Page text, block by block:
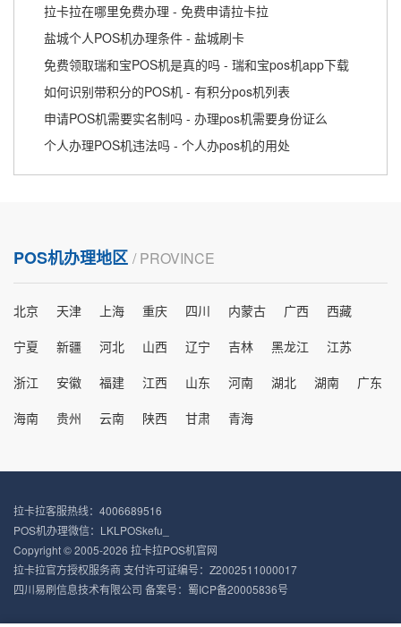
拉卡拉在哪里免费办理 - 免费申请拉卡拉
盐城个人POS机办理条件 - 盐城刷卡
免费领取瑞和宝POS机是真的吗 - 瑞和宝pos机app下载
如何识别带积分的POS机 - 有积分pos机列表
申请POS机需要实名制吗 - 办理pos机需要身份证么
个人办理POS机违法吗 - 个人办pos机的用处
POS机办理地区 / PROVINCE
北京 天津 上海 重庆 四川 内蒙古 广西
西藏
宁夏
新疆 河北 山西 辽宁 吉林 黑龙江
江苏
浙江
安徽 福建 江西 山东 河南 湖北 湖南
广东
海南
贵州 云南 陕西 甘肃 青海
拉卡拉客服热线：4006689516
POS机办理微信：LKLPOSkefu_
Copyright © 2005-2026 拉卡拉POS机官网
拉卡拉官方授权服务商 支付许可证编号：Z2002511000017
四川易刷信息技术有限公司 备案号： 蜀ICP备20005836号